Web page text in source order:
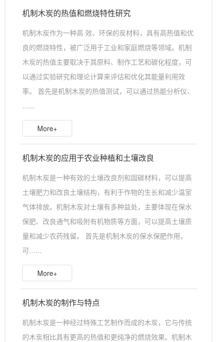
机制木炭的热值和燃烧特性研究
机制木炭作为一种高·效、环保的炭材料，具有高热值和优
良的燃烧特性，被广泛用于工业和家庭燃烧等领域。机制
木炭的热值主要取决于其原料、制作工艺和碳化程度，可
以通过实验研究和理论计算来评估和优化其能量利用效
率。 首先是机制木炭的热值测试，可以通过热能分析仪、
…...
More+
机制木炭的应用于农业种植和土壤改良
机制木炭是一种有效的土壤改良剂和固碳材料，可以提高
土壤肥力和改良土壤结构，有利于作物的生长和减少温室
气体排放。机制木炭对土壤有多种益处，主要体现在保水
保肥、改良通气和吸附有机物质等方面，可以提高土壤质
量和减少农药残留。 首先是机制木炭的保水保肥作用，
可…...
More+
机制木炭的制作与特点
机制木炭是一种经过特殊工艺制作而成的木炭，它与传统
的木炭相比具有更高的热值和更纯净的燃烧效果。机制木